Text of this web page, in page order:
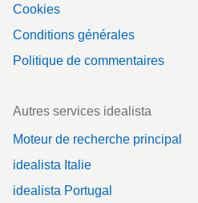
Cookies
Conditions générales
Politique de commentaires
Autres services idealista
Moteur de recherche principal
idealista Italie
idealista Portugal